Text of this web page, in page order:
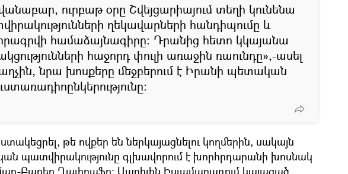
ուրբաթ օրը Շվեյցարիայում տեղի կունենա
ղեկավարների հանդիպումը և
համաձայնագիրը։ Դրանից հետո կկայանա
հաջորդ փուլի առաջին ռաունդը»,-ասել
նրա խոսքերը մեջբերում է Իրանի պետական
թե ովքեր են ներկայացնելու կողմերին, սակայն
պատվիրակությունը գլխավորում է խորհրդարանի խոսնակ
Բաղեր Ղալիբաֆը։ Ապրիլին Իսլամաբադում կայացած